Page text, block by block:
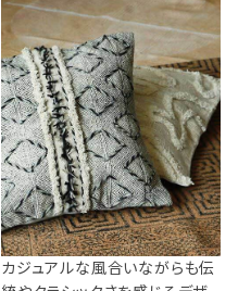
カジュアルな風合いながらも伝